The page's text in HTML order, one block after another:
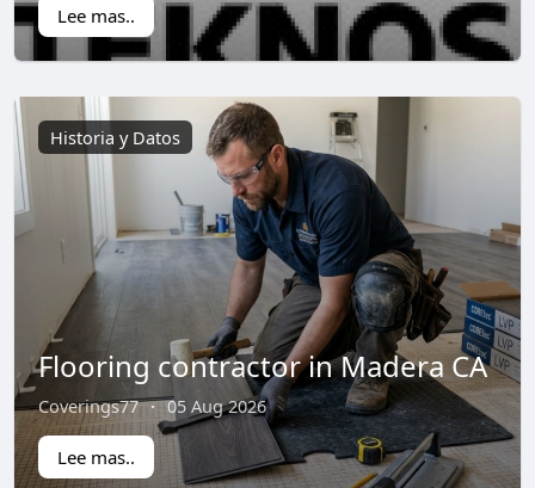
Lee mas..
Historia y Datos
Flooring contractor in Madera CA
Coverings77 · 05 Aug 2026
Lee mas..